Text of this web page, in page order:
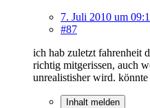
7. Juli 2010 um
#87
ich hab zuletzt fahrenheit
richtig mitgerissen, auch
unrealistisher wird.
Inhalt melden